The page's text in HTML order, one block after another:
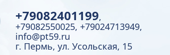
+79082401199,
+79082550025, +79024713949,
info@pt59.ru
г. Пермь, ул. Усольская, 15